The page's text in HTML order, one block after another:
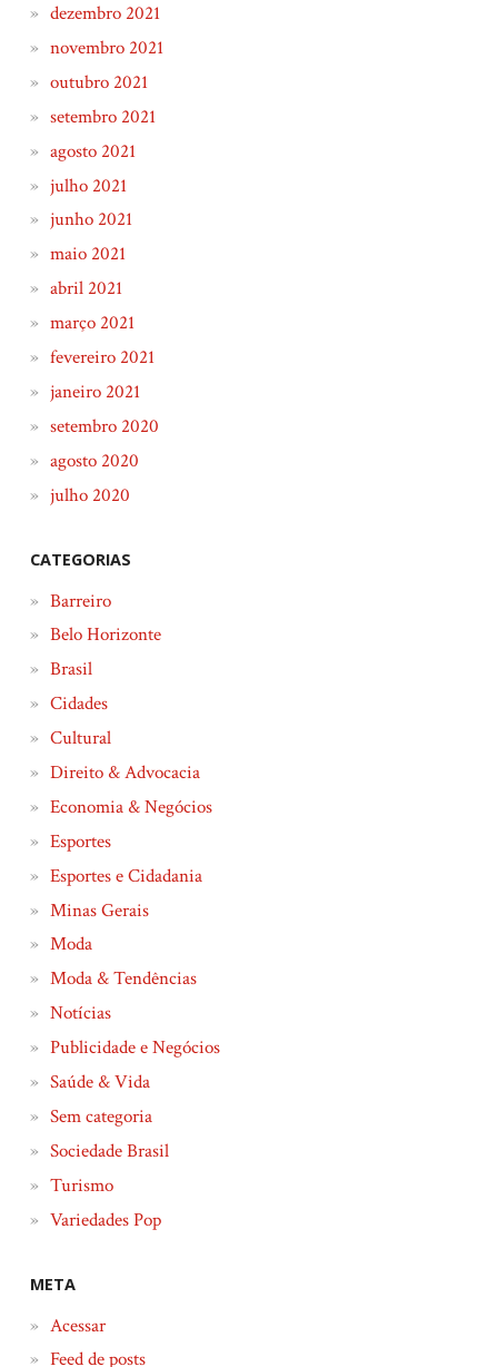
dezembro 2021
novembro 2021
outubro 2021
setembro 2021
agosto 2021
julho 2021
junho 2021
maio 2021
abril 2021
março 2021
fevereiro 2021
janeiro 2021
setembro 2020
agosto 2020
julho 2020
CATEGORIAS
Barreiro
Belo Horizonte
Brasil
Cidades
Cultural
Direito & Advocacia
Economia & Negócios
Esportes
Esportes e Cidadania
Minas Gerais
Moda
Moda & Tendências
Notícias
Publicidade e Negócios
Saúde & Vida
Sem categoria
Sociedade Brasil
Turismo
Variedades Pop
META
Acessar
Feed de posts